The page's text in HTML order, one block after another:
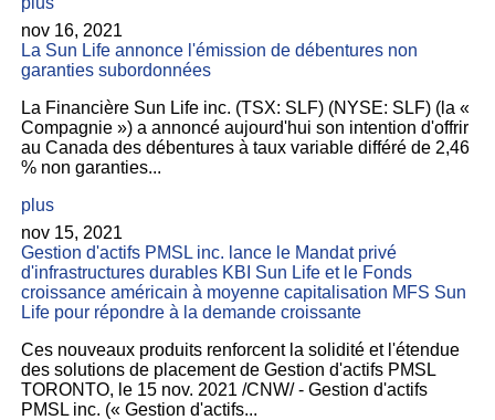
nov 16, 2021
La Sun Life annonce l'émission de débentures non
garanties subordonnées
La Financière Sun Life inc. (TSX: SLF) (NYSE: SLF) (la «
Compagnie ») a annoncé aujourd'hui son intention d'offrir
au Canada des débentures à taux variable différé de 2,46
% non garanties...
plus
nov 15, 2021
Gestion d'actifs PMSL inc. lance le Mandat privé
d'infrastructures durables KBI Sun Life et le Fonds
croissance américain à moyenne capitalisation MFS Sun
Life pour répondre à la demande croissante
Ces nouveaux produits renforcent la solidité et l'étendue
des solutions de placement de Gestion d'actifs PMSL
TORONTO, le 15 nov. 2021 /CNW/ - Gestion d'actifs
PMSL inc. (« Gestion d'actifs...